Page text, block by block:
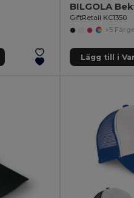
GiftRetail KC1350
+5
Lägg till i